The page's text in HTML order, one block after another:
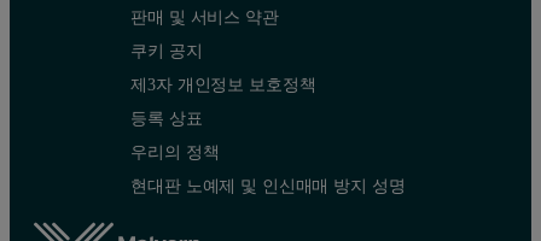
판매 및 서비스 약관
쿠키 공지
제3자 개인정보 보호정책
등록 상표
우리의 정책
현대판 노예제 및 인신매매 방지 성명